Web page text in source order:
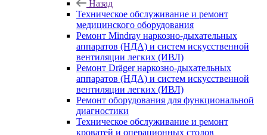
Назад
Техническое обслуживание и ремонт
медицинского оборудования
Ремонт Mindray наркозно-дыхательных
аппаратов (НДА) и систем искусственной
вентиляции легких (ИВЛ)
Ремонт Dräger наркозно-дыхательных
аппаратов (НДА) и систем искусственной
вентиляции легких (ИВЛ)
Ремонт оборудования для функциональной
диагностики
Техническое обслуживание и ремонт
кроватей и операционных столов